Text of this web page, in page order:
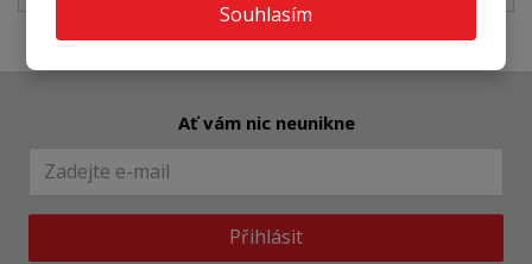
Souhlasím
Ať vám nic neunikne
Přihlásit